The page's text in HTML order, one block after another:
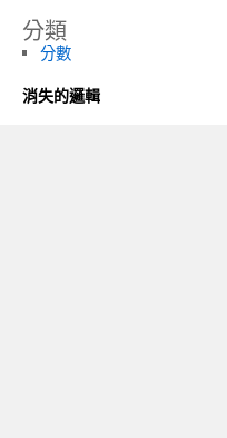
分類
分數
消失的邏輯